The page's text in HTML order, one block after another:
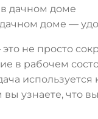
доме —
не просто
в рабочем
узнаете, что